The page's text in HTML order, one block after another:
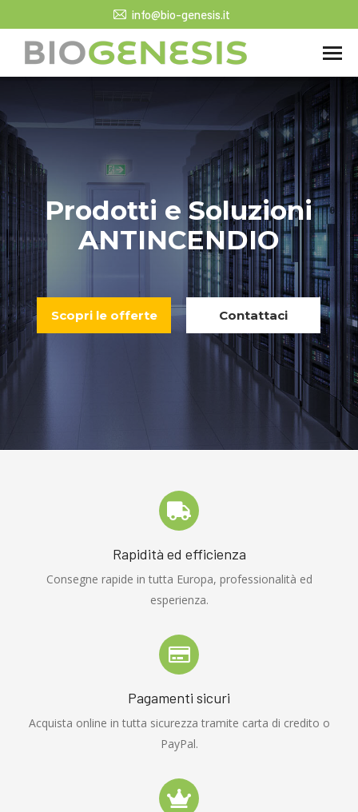
info@bio-genesis.it
Prodotti e Soluzioni
ANTINCENDIO
Scopri le offerte Contattaci
Rapidità ed efficienza
Consegne rapide in tutta Europa, professionalità ed
esperienza.
Pagamenti sicuri
Acquista online in tutta sicurezza tramite carta di credito o
PayPal.